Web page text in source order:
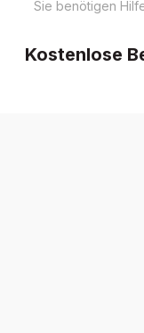
Sie benötigen
Kostenlose